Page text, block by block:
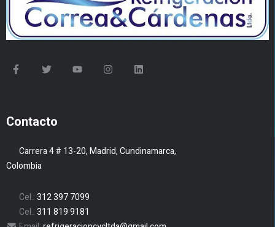
Contacto
Carrera 4 # 13-20, Madrid, Cundinamarca,
Colombia
Cel.:312 397 7099
Cel.:311 819 9181